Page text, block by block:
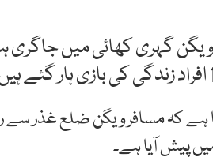
گہری کھائی میں جاگری
ہے کہ مسافر ویگن ضلع غذر سے
پیش آیا ہے۔